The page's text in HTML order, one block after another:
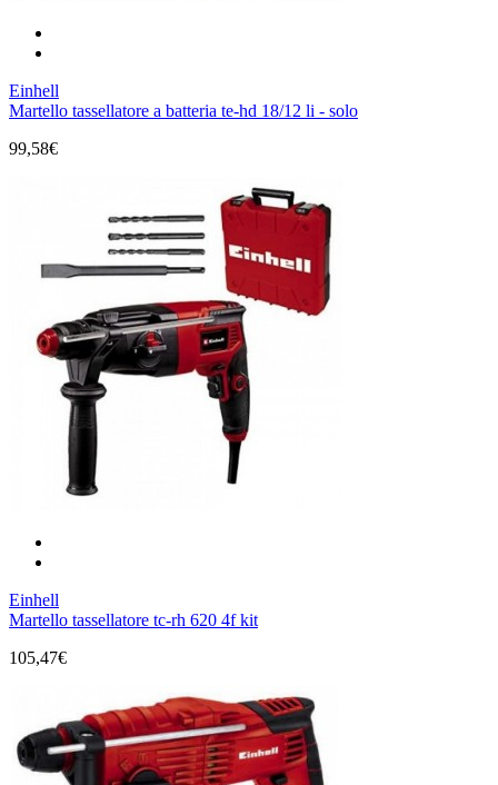
Einhell
Martello tassellatore a batteria te-hd 18/12 li - solo
99,58€
Einhell
Martello tassellatore tc-rh 620 4f kit
105,47€